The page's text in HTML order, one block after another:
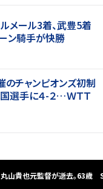
メール3着、武豊5着
ン騎手が快勝
のチャンピオンズ初制
手に４-２…ＷＴＴ
丸山貴也元監督が逝去。63歳